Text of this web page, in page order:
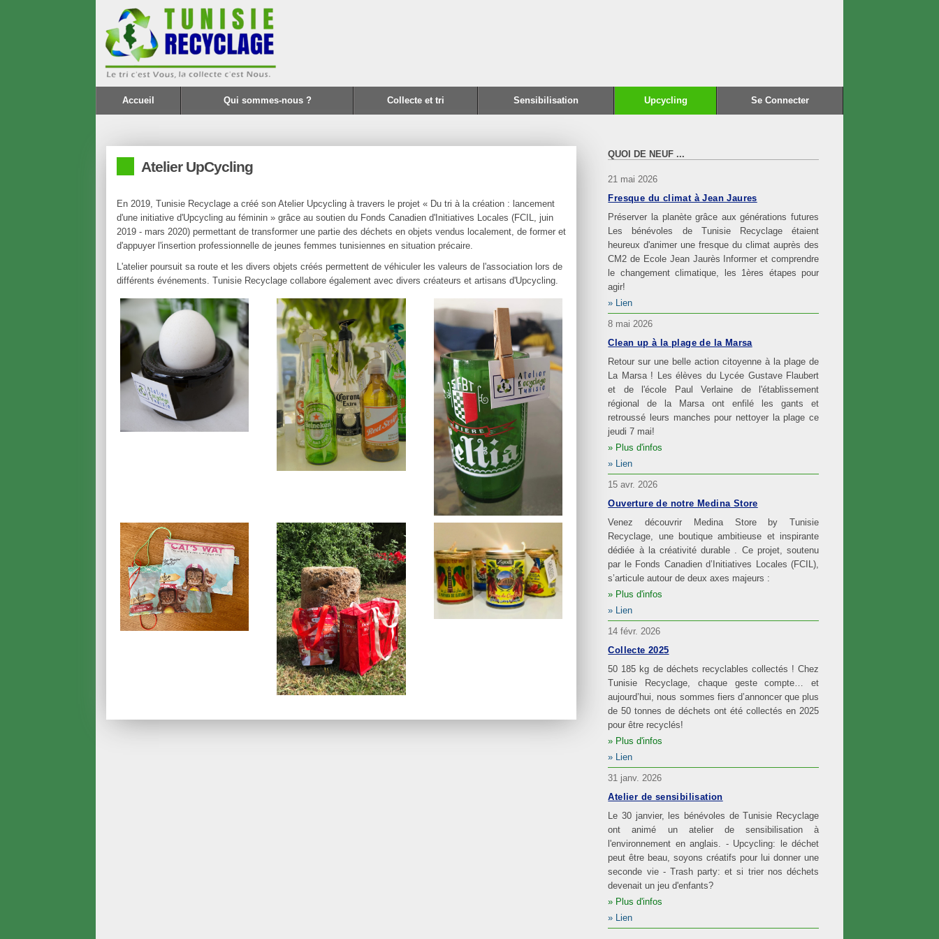
Accueil Qui sommes-nous ? Collecte et tri Sensibilisation Upcycling Se Connecter
Atelier UpCycling
En 2019, Tunisie Recyclage a créé son Atelier Upcycling à travers le projet « Du tri à la création : lancement
d'une initiative d'Upcycling au féminin » grâce au soutien du Fonds Canadien d'Initiatives Locales (FCIL, juin
2019 - mars 2020) permettant de transformer une partie des déchets en objets vendus localement, de former et
d'appuyer l'insertion professionnelle de jeunes femmes tunisiennes en situation précaire.
L'atelier poursuit sa route et les divers objets créés permettent de véhiculer les valeurs de l'association lors de
différents événements. Tunisie Recyclage collabore également avec divers créateurs et artisans d'Upcycling.
QUOI DE NEUF ...
21 mai 2026
Fresque du climat à Jean Jaures
Préserver la planète grâce aux générations futures
Les bénévoles de Tunisie Recyclage étaient
heureux d'animer une fresque du climat auprès des
CM2 de Ecole Jean Jaurès Informer et comprendre
le changement climatique, les 1ères étapes pour
agir!
Lien
8 mai 2026
Clean up à la plage de la Marsa
Retour sur une belle action citoyenne à la plage de
La Marsa ! Les élèves du Lycée Gustave Flaubert
et de l'école Paul Verlaine de l'établissement
régional de la Marsa ont enfilé les gants et
retroussé leurs manches pour nettoyer la plage ce
jeudi 7 mai!
Plus d'infos
Lien
15 avr. 2026
Ouverture de notre Medina Store
Venez découvrir Medina Store by Tunisie
Recyclage, une boutique ambitieuse et inspirante
dédiée à la créativité durable . Ce projet, soutenu
par le Fonds Canadien d’Initiatives Locales (FCIL),
s’articule autour de deux axes majeurs :
Plus d'infos
Lien
14 févr. 2026
Collecte 2025
50 185 kg de déchets recyclables collectés ! Chez
Tunisie Recyclage, chaque geste compte… et
aujourd’hui, nous sommes fiers d’annoncer que plus
de 50 tonnes de déchets ont été collectés en 2025
pour être recyclés!
Plus d'infos
Lien
31 janv. 2026
Atelier de sensibilisation
Le 30 janvier, les bénévoles de Tunisie Recyclage
ont animé un atelier de sensibilisation à
l'environnement en anglais. - Upcycling: le déchet
peut être beau, soyons créatifs pour lui donner une
seconde vie - Trash party: et si trier nos déchets
devenait un jeu d'enfants?
Plus d'infos
Lien